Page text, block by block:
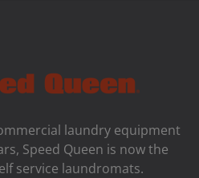
laundry equipment
Speed ​​Queen is now the
service laundromats.